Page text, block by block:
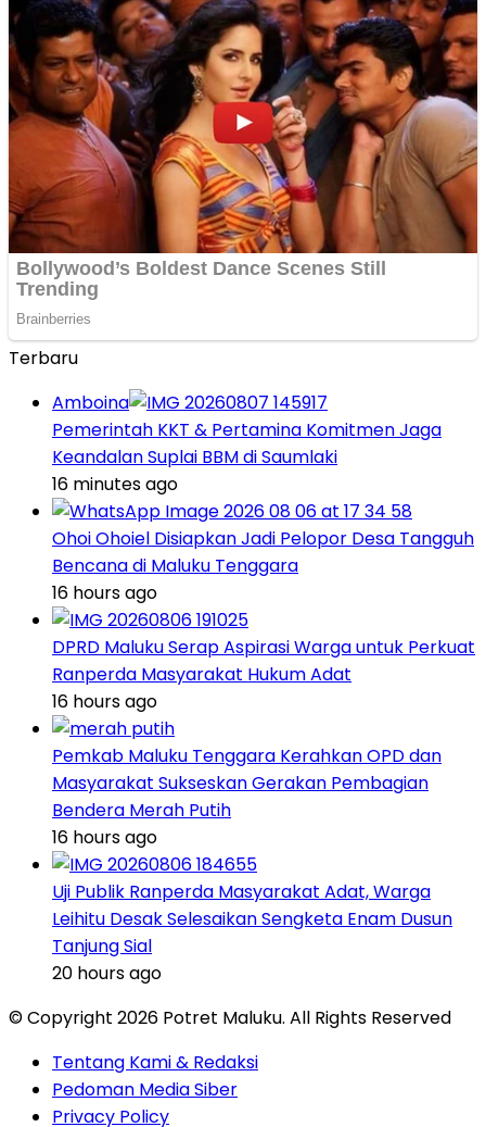
Terbaru
Amboina
Pemerintah KKT & Pertamina Komitmen Jaga
Keandalan Suplai BBM di Saumlaki
16 minutes ago
Ohoi Ohoiel Disiapkan Jadi Pelopor Desa Tangguh
Bencana di Maluku Tenggara
16 hours ago
DPRD Maluku Serap Aspirasi Warga untuk Perkuat
Ranperda Masyarakat Hukum Adat
16 hours ago
Pemkab Maluku Tenggara Kerahkan OPD dan
Masyarakat Sukseskan Gerakan Pembagian
Bendera Merah Putih
16 hours ago
Uji Publik Ranperda Masyarakat Adat, Warga
Leihitu Desak Selesaikan Sengketa Enam Dusun
Tanjung Sial
20 hours ago
© Copyright 2026 Potret Maluku. All Rights Reserved
Tentang Kami & Redaksi
Pedoman Media Siber
Privacy Policy